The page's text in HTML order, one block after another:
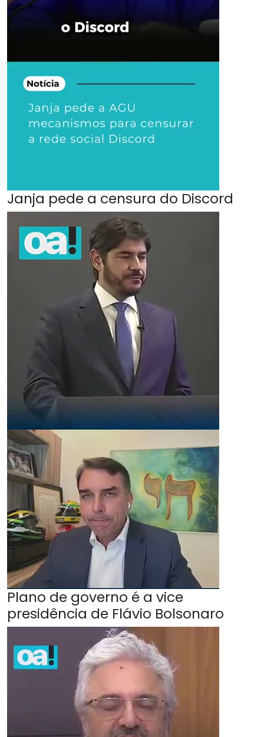
Janja pede a censura do Discord
Plano de governo é a vice
presidência de Flávio Bolsonaro